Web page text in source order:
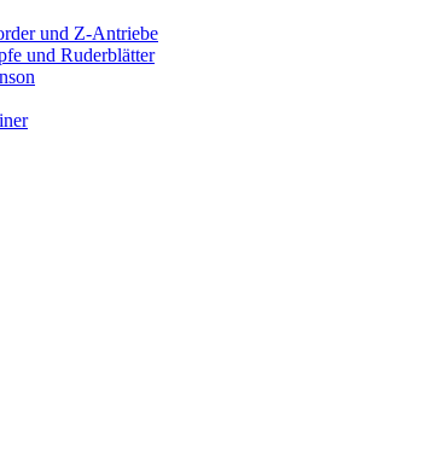
und Z-Antriebe
und Ruderblätter